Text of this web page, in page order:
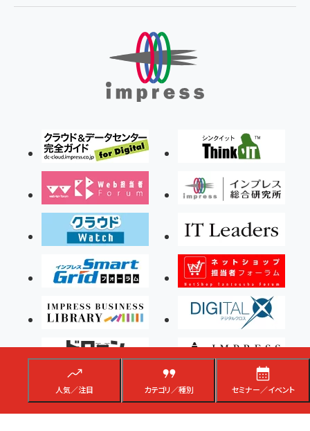
人気／注目 カテゴリ／種別 セミナー／イベント